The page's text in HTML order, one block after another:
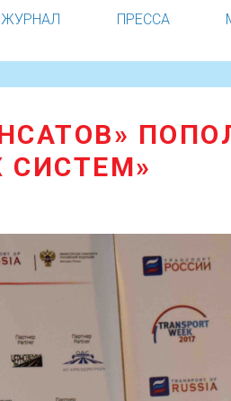
ЖУРНАЛ ПРЕССА
СИСТЕМ»